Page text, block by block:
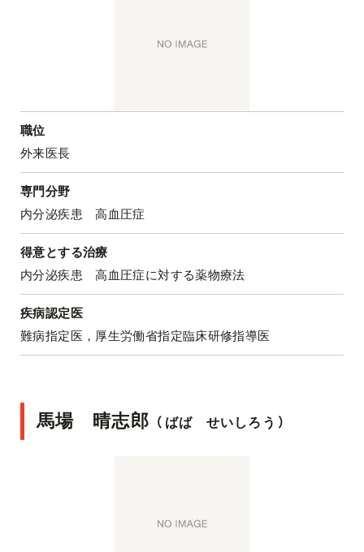
職位
外来医長
専門分野
内分泌疾患 高血圧症
得意とする治療
内分泌疾患 高血圧症に対する薬物療法
疾病認定医
難病指定医，厚生労働省指定臨床研修指導医
馬場 晴志郎 （ ばば せいしろう ）